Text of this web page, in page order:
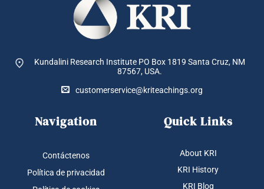
Kundalini Research Institute PO Box 1819 Santa Cruz, NM
87567, USA.
customerservice@kriteachings.org
Navigation
Contáctenos
Política de privacidad
Quick Links
About KRI
KRI History
KRI Blog